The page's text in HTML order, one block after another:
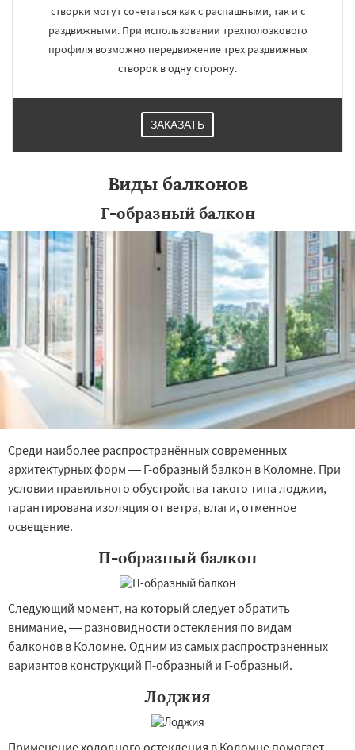
створки могут сочетаться как с распашными, так и с
раздвижными. При использовании трехполозкового
профиля возможно передвижение трех раздвижных
створок в одну сторону.
ЗАКАЗАТЬ
Виды балконов
Г-образный балкон
Среди наиболее распространённых современных
архитектурных форм — Г-образный балкон в Коломне. При
условии правильного обустройства такого типа лоджии,
гарантирована изоляция от ветра, влаги, отменное
освещение.
П-образный балкон
Следующий момент, на который следует обратить
внимание, — разновидности остекления по видам
балконов в Коломне. Одним из самых распространенных
вариантов конструкций П-образный и Г-образный.
Лоджия
Применение холодного остекления в Коломне помогает